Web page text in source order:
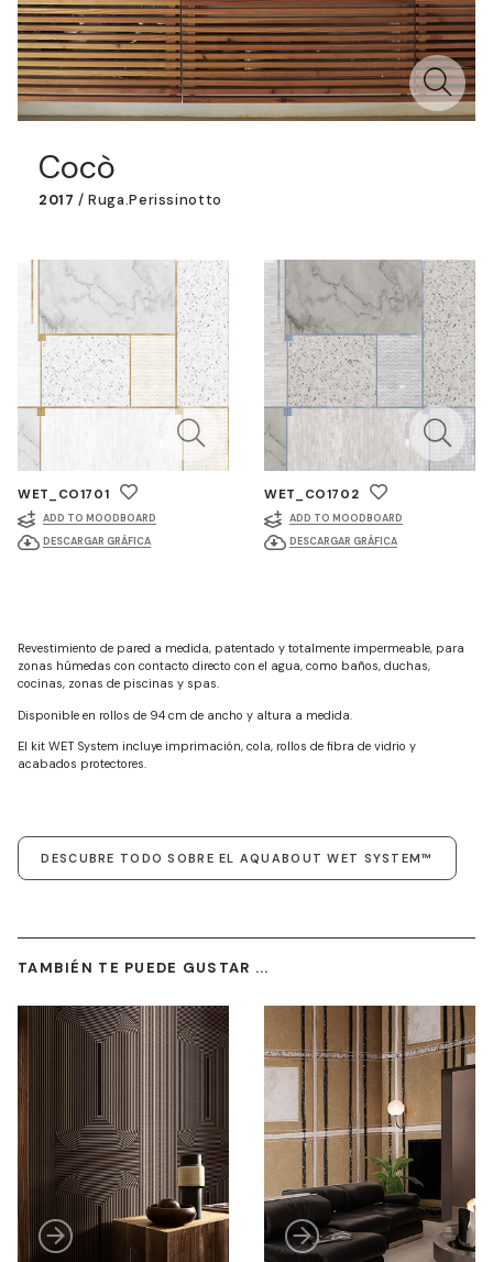
Cocò
2017 / Ruga.perissinotto
WET_CO1701
ADD TO MOODBOARD
DESCARGAR GRÁFICA
WET_CO1702
ADD TO MOODBOARD
DESCARGAR GRÁFICA
Revestimiento de pared a medida, patentado y totalmente impermeable, para
zonas húmedas con contacto directo con el agua, como baños, duchas,
cocinas, zonas de piscinas y spas.
Disponible en rollos de 94 cm de ancho y altura a medida.
El kit WET System incluye imprimación, cola, rollos de fibra de vidrio y
acabados protectores.
DESCUBRE TODO SOBRE EL AQUABOUT WET SYSTEM™
TAMBIÉN TE PUEDE GUSTAR ...